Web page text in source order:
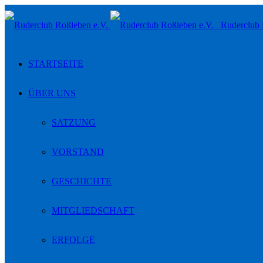
Toggle
navigation
Ruderclub
STARTSEITE
ÜBER UNS
SATZUNG
VORSTAND
GESCHICHTE
MITGLIEDSCHAFT
ERFOLGE